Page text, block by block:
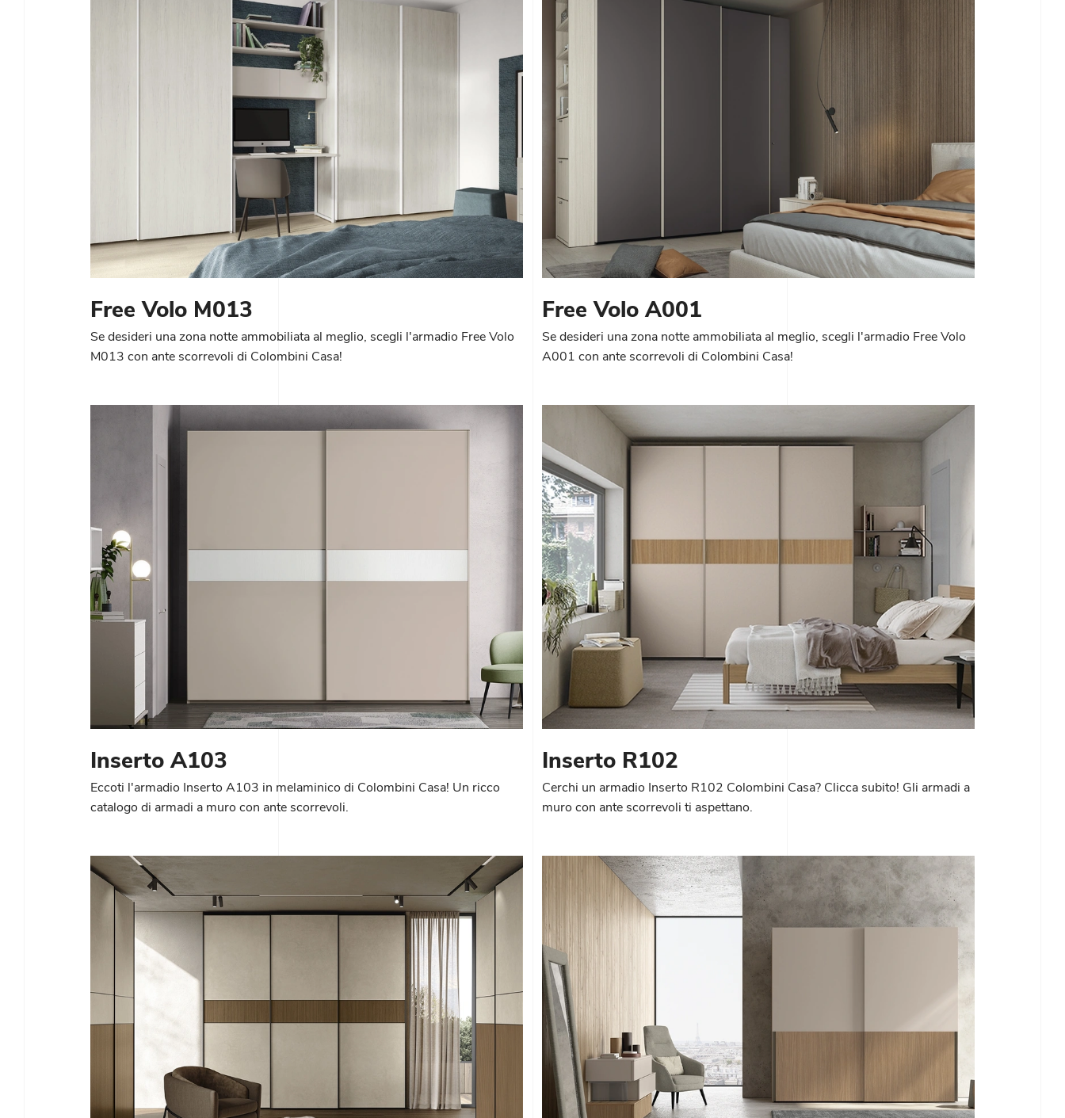
Free Volo M013
Se desideri una zona notte ammobiliata al meglio, scegli l'armadio Free Volo
M013 con ante scorrevoli di Colombini Casa!
Free Volo A001
Se desideri una zona notte ammobiliata al meglio, scegli l'armadio Free Volo
A001 con ante scorrevoli di Colombini Casa!
Inserto A103
Eccoti l'armadio Inserto A103 in melaminico di Colombini Casa! Un ricco
catalogo di armadi a muro con ante scorrevoli.
Inserto R102
Cerchi un armadio Inserto R102 Colombini Casa? Clicca subito! Gli armadi a
muro con ante scorrevoli ti aspettano.